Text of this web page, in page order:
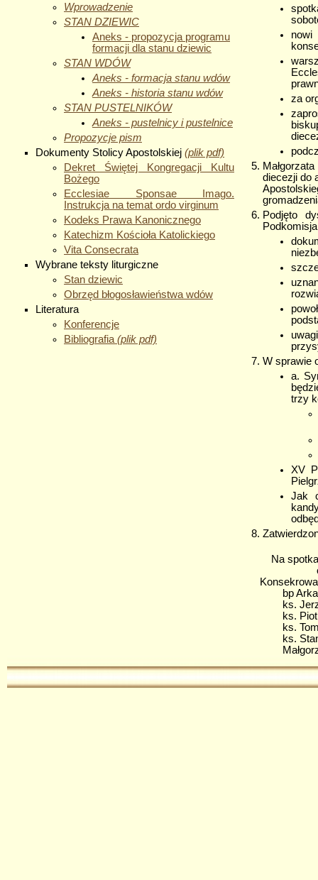
Wprowadzenie
STAN DZIEWIC
Aneks - propozycja programu
formacji dla stanu dziewic
STAN WDÓW
Aneks - formacja stanu wdów
Aneks - historia stanu wdów
STAN PUSTELNIKÓW
Aneks - pustelnicy i pustelnice
Propozycje pism
Dokumenty Stolicy Apostolskiej (plik pdf)
Dekret Świętej Kongregacji Kultu
Bożego
Ecclesiae Sponsae Imago.
Instrukcja na temat ordo virginum
Kodeks Prawa Kanonicznego
Katechizm Kościoła Katolickiego
Vita Consecrata
Wybrane teksty liturgiczne
Stan dziewic
Obrzęd błogosławieństwa wdów
Literatura
Konferencje
Bibliografia (plik pdf)
za
diecezji do
Podjęto
W sprawie
a.
trzy
XV
Jak
Na
o. bp
bp
ks. Jerzy
ks. Piotr
ks.
ks.